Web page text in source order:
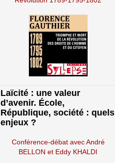
Laïcité : une valeur
d’avenir. École,
République, société : quels
enjeux ?
Conférence-débat avec André
BELLON et Eddy KHALDI